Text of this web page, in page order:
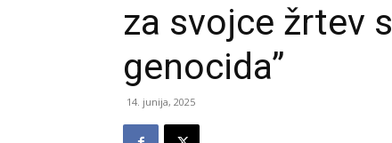
za svojce žrtev
genocida”
14. junija, 2025